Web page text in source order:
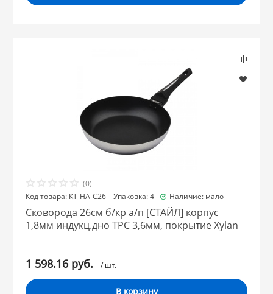
(0)
Наличие: мало
Код товара: КТ-НА-С26 Упаковка: 4
Сковорода 26см б/кр а/п [СТАЙЛ] корпус
1,8мм индукц.дно ТРС 3,6мм, покрытие Xylan
1 598.16 руб. / шт.
В корзину